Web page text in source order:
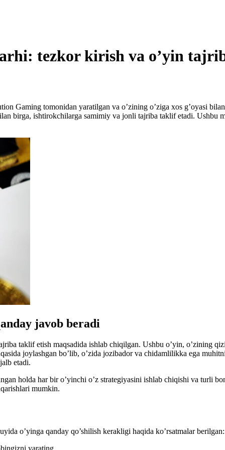
tezkor kirish va o’yin
Gaming tomonidan yaratilgan va o’zining o’ziga xos g’oyasi
birga, ishtirokchilarga samimiy va jonli tajriba taklif etadi. Ushbu
javob beradi
taklif etish maqsadida ishlab chiqilgan. Ushbu o’yin, o’zining
joylashgan bo’lib, o’zida jozibador va chidamlilikka ega
etadi.
holda har bir o’yinchi o’z strategiyasini ishlab chiqishi va turli
mumkin.
o’yinga qanday qo’shilish kerakligi haqida ko’rsatmalar berilgan: